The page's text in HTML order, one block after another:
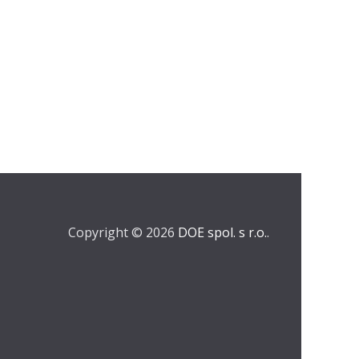
Copyright © 2026 DOE spol. s r.o..